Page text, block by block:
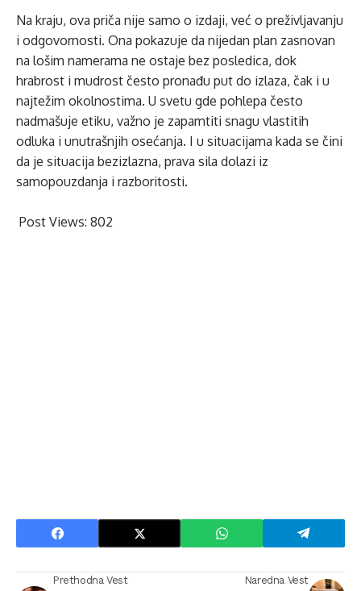
Na kraju, ova priča nije samo o izdaji, već o preživljavanju
i odgovornosti. Ona pokazuje da nijedan plan zasnovan
na lošim namerama ne ostaje bez posledica, dok
hrabrost i mudrost često pronađu put do izlaza, čak i u
najtežim okolnostima. U svetu gde pohlepa često
nadmašuje etiku, važno je zapamtiti snagu vlastitih
odluka i unutrašnjih osećanja. I u situacijama kada se čini
da je situacija bezizlazna, prava sila dolazi iz
samopouzdanja i razboritosti.
Post Views: 802
Prethodna Vest Naredna Vest